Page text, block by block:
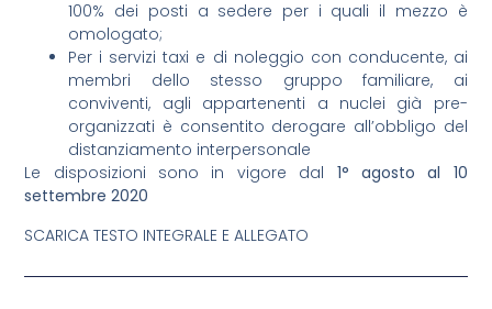
100% dei posti a sedere per i quali il mezzo è
omologato;
Per i servizi taxi e di noleggio con conducente, ai
membri dello stesso gruppo familiare, ai
conviventi, agli appartenenti a nuclei già pre-
organizzati è consentito derogare all’obbligo del
distanziamento interpersonale
Le disposizioni sono in vigore dal 1° agosto al 10
settembre 2020
SCARICA TESTO INTEGRALE E ALLEGATO